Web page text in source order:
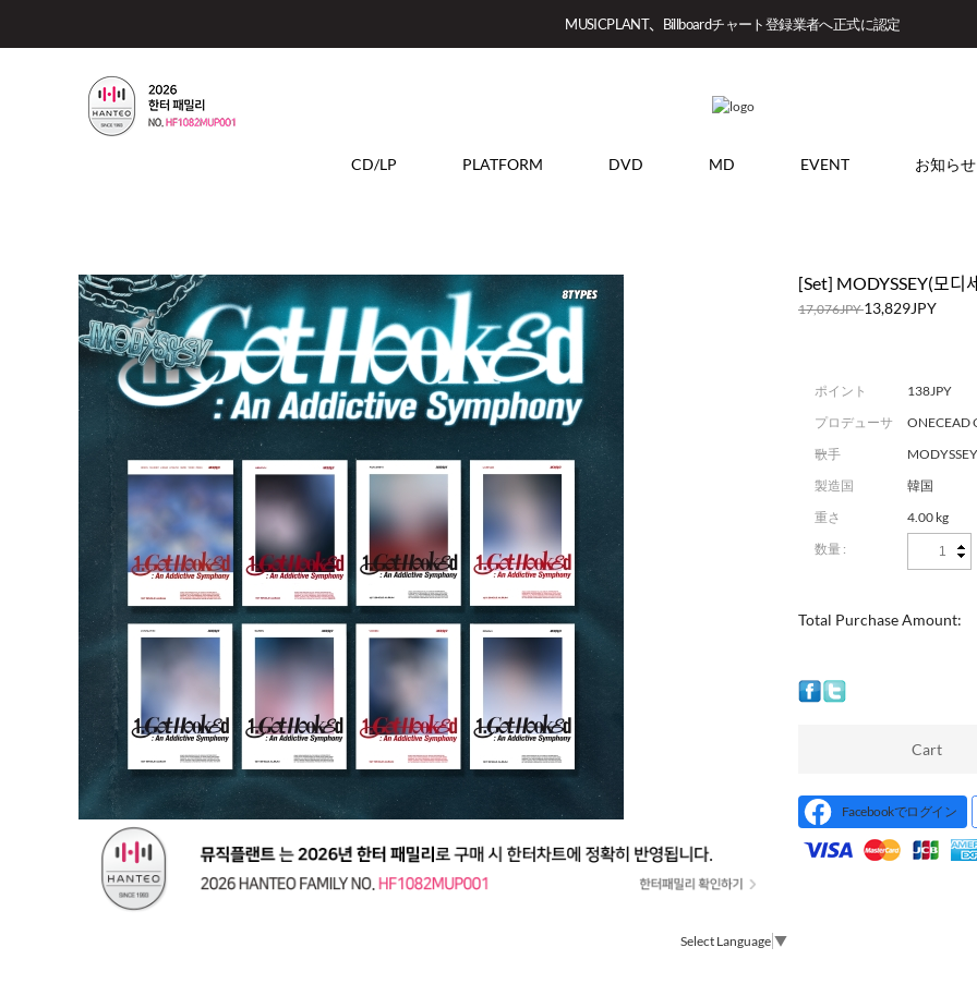
MUSICPLANT、Billboardチャート登録業者へ正式に認定
CD/LP PLATFORM DVD MD EVENT お知らせ
[Set] MODYSSEY(모
17,076JPY13,829JPY
ポイント
138JPY
プロデューサ
ー
ONECEAD
歌手
製造国
韓国
重さ
4.00 kg
数量 :
Total Purchase Amount:
Cart
Facebookでログイン
Select Language ▼